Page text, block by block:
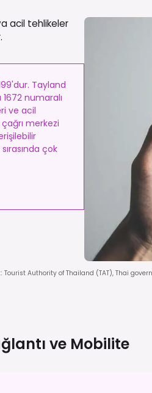
acil tehlikeler
Tayland
numaralı
ve acil
merkezi
çok
: Tourist Authority of Thailand (TAT), Thai
ve Mobilite